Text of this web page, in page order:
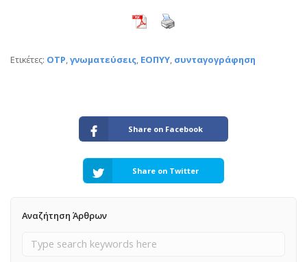
Ετικέτες: OTP,γνωματεύσεις, ΕΟΠΥΥ, συνταγογράφηση
Share on Facebook
Share on Twitter
Αναζήτηση Άρθρων